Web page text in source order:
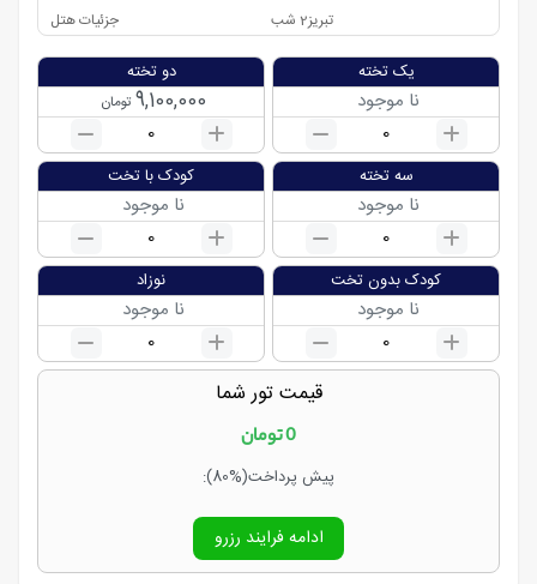
تبریز2 شب جزئیات هتل
یک تخته
نا موجود
0
دو تخته
9,100,000 تومان
0
سه تخته
نا موجود
0
کودک با تخت
نا موجود
0
کودک بدون تخت
نا موجود
0
نوزاد
نا موجود
0
قیمت تور شما
0تومان
پیش پرداخت(80%)
:
ادامه فرایند رزرو